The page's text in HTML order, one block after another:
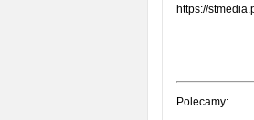
https://
Polecamy: